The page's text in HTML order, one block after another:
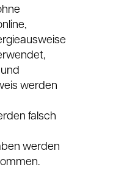
werden
falsch
werden